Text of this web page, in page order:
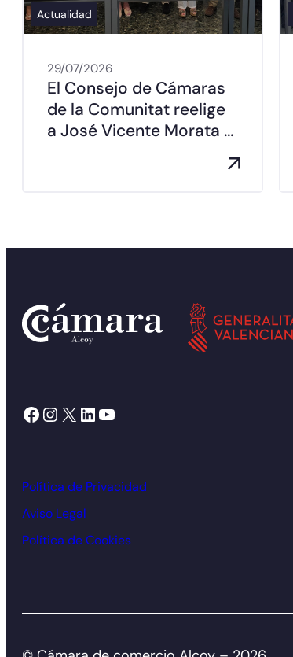
Actualidad
29/07/2026
El Consejo de Cámaras
de la Comunitat reelige
a José Vicente Morata …
Facebook Instagram X LinkedIn YouTube
Política de Privacidad
Aviso Legal
Política de Cookies